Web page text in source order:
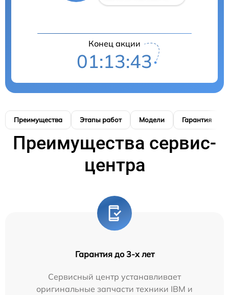
Конец акции
01:13:42
Преимущества Этапы работ Модели Гарантия
Преимущества сервис-
центра
Гарантия до 3-х лет
Сервисный центр устанавливает
оригинальные запчасти техники IBM и